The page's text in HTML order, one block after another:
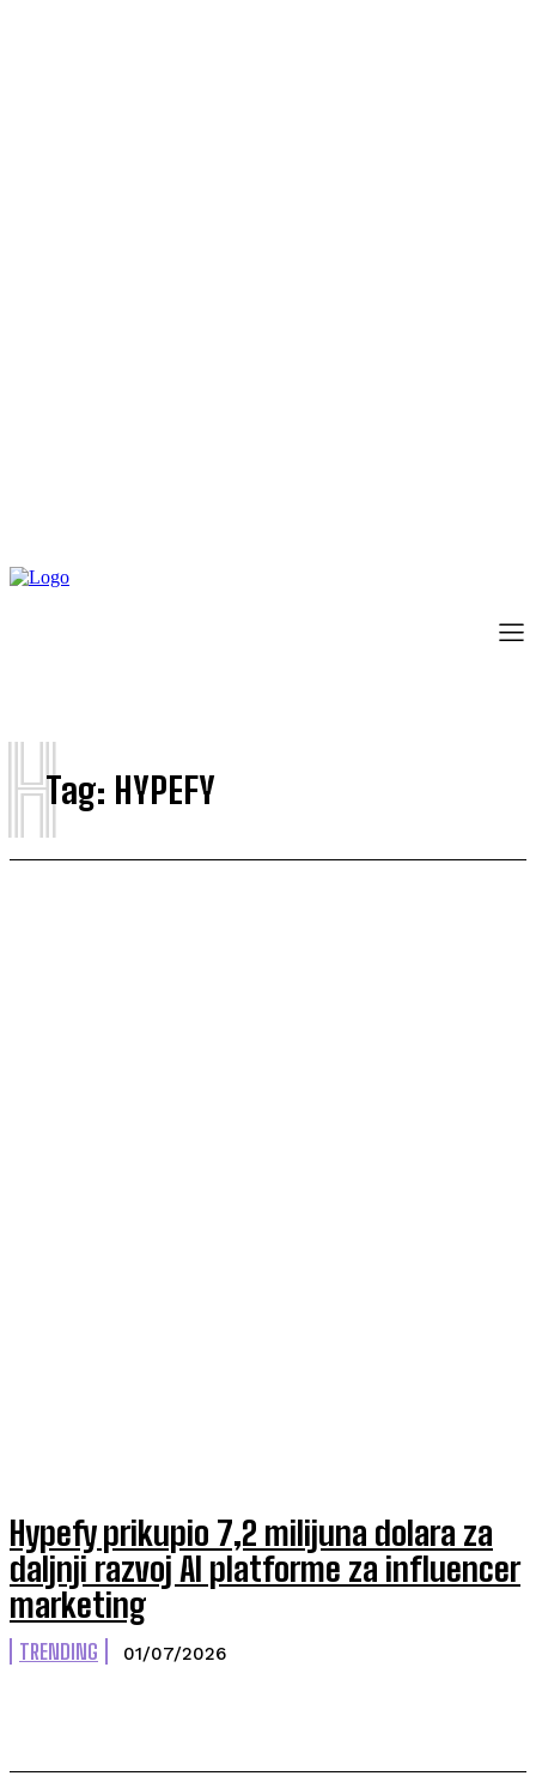
Tag: HYPEFY
H
Hypefy prikupio 7,2 milijuna dolara za
daljnji razvoj AI platforme za influencer
marketing
TRENDING 01/07/2026